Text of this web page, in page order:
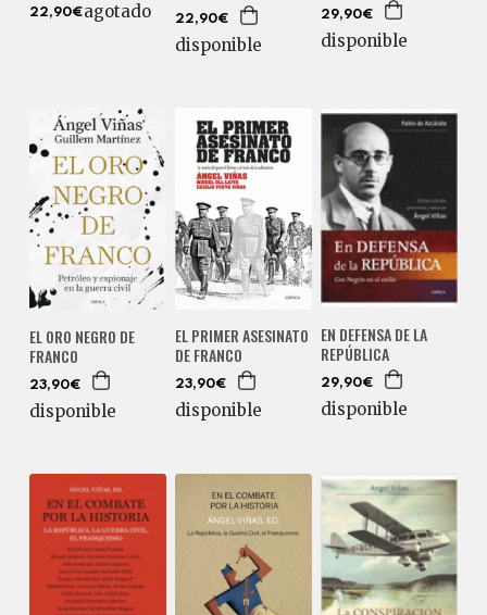
22,90€agotado 22,90€
disponible
29,90€
disponible
EL ORO NEGRO DE
FRANCO
23,90€
disponible
EL PRIMER ASESINATO
DE FRANCO
23,90€
disponible
EN DEFENSA DE LA
REPÚBLICA
29,90€
disponible